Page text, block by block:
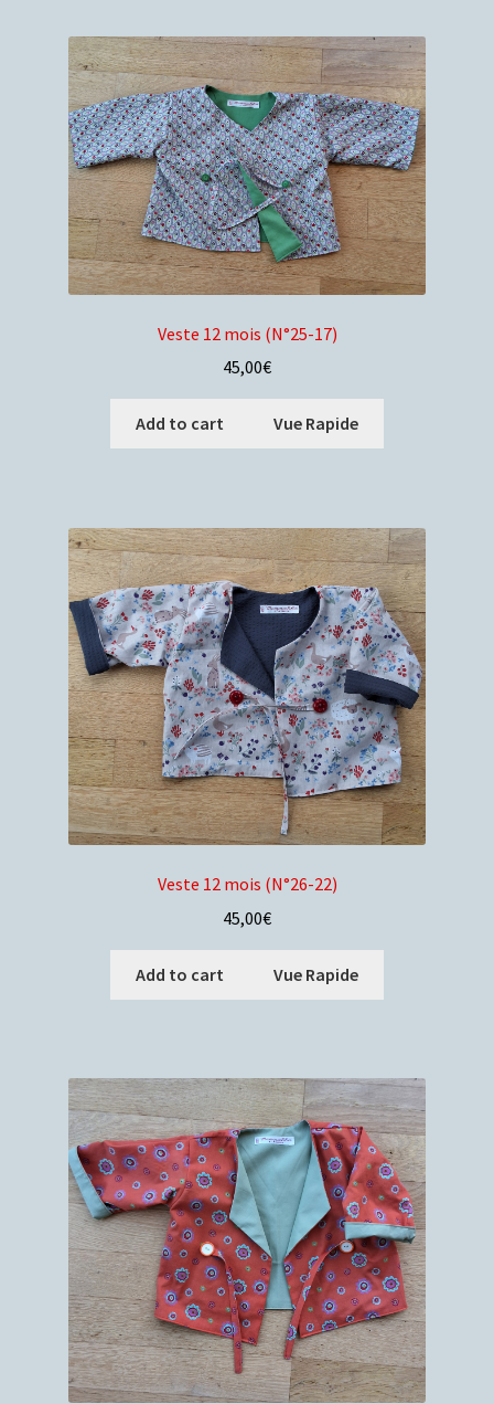
Veste 12 mois (N°25-17)
45,00€
Add to cart Vue Rapide
Veste 12 mois (N°26-22)
45,00€
Add to cart Vue Rapide